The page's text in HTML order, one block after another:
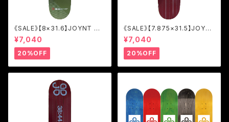
《SALE》【8×31.6】JOYNT M
ODERN OLIVE/TEAM [JM
O]
¥7,040
20%OFF
《SALE》【7.875×31.5】JOYN
T LINE BURGUNDY/TEAM
[JOL2]
¥7,040
20%OFF